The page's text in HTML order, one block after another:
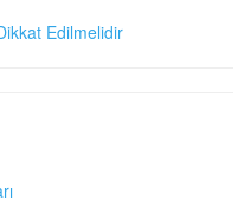
Edilmelidir